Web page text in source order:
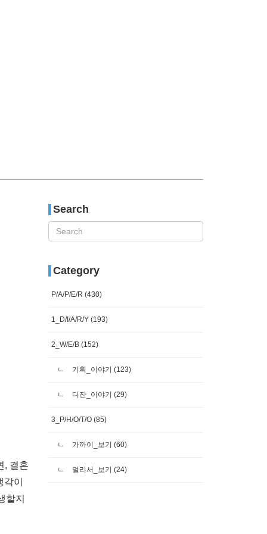
, 결혼
이
할지
Search
Category
P/A/P/E/R (430)
1_D/I/A/R/Y (193)
2_W/E/B (152)
기획_이야기 (123)
디쟌_이야기 (29)
3_P/H/O/T/O (85)
가까이_보기 (60)
멀리서_보기 (24)